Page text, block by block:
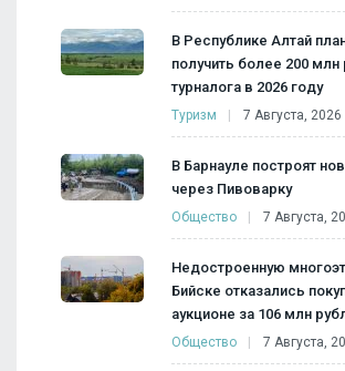
В Республике Алтай
получить более 200 млн
турналога в 2026 году
Туризм 7 Августа, 2026
В Барнауле построят
через Пивоварку
Общество 7 Августа,
Недостроенную
Бийске отказались
аукционе за 106 млн
Общество 7 Августа,